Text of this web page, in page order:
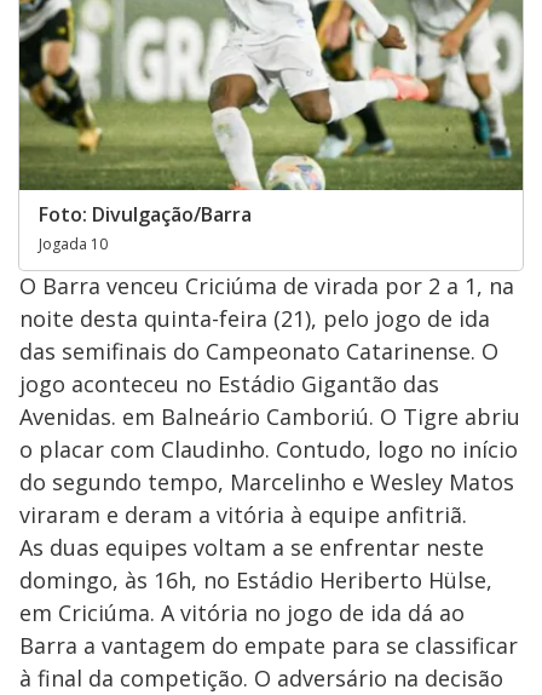
Foto: Divulgação/Barra
Jogada 10
O Barra venceu Criciúma de virada por 2 a 1, na
noite desta quinta-feira (21), pelo jogo de ida
das semifinais do Campeonato Catarinense. O
jogo aconteceu no Estádio Gigantão das
Avenidas. em Balneário Camboriú. O Tigre abriu
o placar com Claudinho. Contudo, logo no início
do segundo tempo, Marcelinho e Wesley Matos
viraram e deram a vitória à equipe anfitriã.
As duas equipes voltam a se enfrentar neste
domingo, às 16h, no Estádio Heriberto Hülse,
em Criciúma. A vitória no jogo de ida dá ao
Barra a vantagem do empate para se classificar
à final da competição. O adversário na decisão